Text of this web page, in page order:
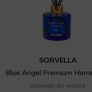
SORVELLA
Aromaty do wnętrz